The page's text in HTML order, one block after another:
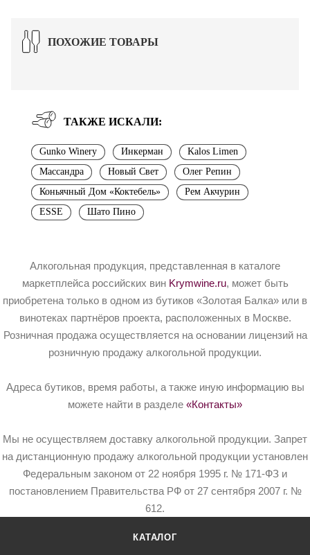
ПОХОЖИЕ ТОВАРЫ
ТАКЖЕ ИСКАЛИ:
Gunko Winery Инкерман
Kalos Limen
Массандра
Новый Свет
Олег Репин
Коньячный Дом «Коктебель»
Рем Акчурин
ESSE
Шато Пино
Алкогольная продукция, представленная в каталоге
маркетплейса российских вин Krymwine.ru, может быть
приобретена только в одном из бутиков «Золотая Балка» или в
винотеках партнёров проекта, расположенных в Москве.
Розничная продажа осуществляется на основании лицензий на
розничную продажу алкогольной продукции.
Адреса бутиков, время работы, а также иную информацию вы
можете найти в разделе «Контакты»
Мы не осуществляем доставку алкогольной продукции. Запрет
на дистанционную продажу алкогольной продукции установлен
Федеральным законом от 22 ноября 1995 г. № 171-ФЗ и
постановлением Правительства РФ от 27 сентября 2007 г. №
612.
КАТАЛОГ